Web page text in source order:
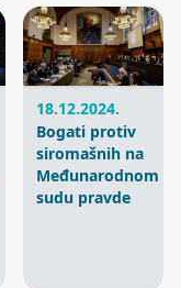
18.12.2024.
Bogati protiv
siromašnih na
Međunarodnom
sudu pravde